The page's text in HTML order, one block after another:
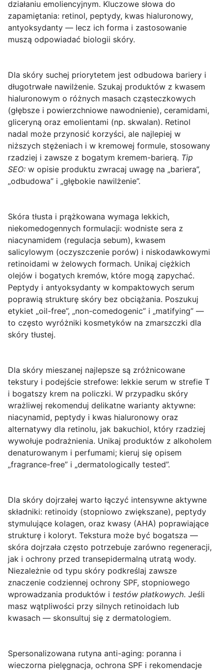
działaniu emoliencyjnym. Kluczowe słowa do
zapamiętania: retinol, peptydy, kwas hialuronowy,
antyoksydanty — lecz ich forma i zastosowanie
muszą odpowiadać biologii skóry.
Dla skóry suchej priorytetem jest odbudowa bariery i
długotrwałe nawilżenie. Szukaj produktów z kwasem
hialuronowym o różnych masach cząsteczkowych
(głębsze i powierzchniowe nawodnienie), ceramidami,
gliceryną oraz emolientami (np. skwalan). Retinol
nadal może przynosić korzyści, ale najlepiej w
niższych stężeniach i w kremowej formule, stosowany
rzadziej i zawsze z bogatym kremem-barierą. Tip
SEO: w opisie produktu zwracaj uwagę na „bariera”,
„odbudowa” i „głębokie nawilżenie”.
Skóra tłusta i prążkowana wymaga lekkich,
niekomedogennych formulacji: wodniste sera z
niacynamidem (regulacja sebum), kwasem
salicylowym (oczyszczenie porów) i niskodawkowymi
retinoidami w żelowych formach. Unikaj ciężkich
olejów i bogatych kremów, które mogą zapychać.
Peptydy i antyoksydanty w kompaktowych serum
poprawią strukturę skóry bez obciążania. Poszukuj
etykiet „oil-free”, „non-comedogenic” i „matifying” —
to często wyróżniki kosmetyków na zmarszczki dla
skóry tłustej.
Dla skóry mieszanej najlepsze są zróżnicowane
tekstury i podejście strefowe: lekkie serum w strefie T
i bogatszy krem na policzki. W przypadku skóry
wrażliwej rekomenduj delikatne warianty aktywne:
niacynamid, peptydy i kwas hialuronowy oraz
alternatywy dla retinolu, jak bakuchiol, który rzadziej
wywołuje podrażnienia. Unikaj produktów z alkoholem
denaturowanym i perfumami; kieruj się opisem
„fragrance-free” i „dermatologically tested”.
Dla skóry dojrzałej warto łączyć intensywne aktywne
składniki: retinoidy (stopniowo zwiększane), peptydy
stymulujące kolagen, oraz kwasy (AHA) poprawiające
strukturę i koloryt. Tekstura może być bogatsza —
skóra dojrzała często potrzebuje zarówno regeneracji,
jak i ochrony przed transepidermalną utratą wody.
Niezależnie od typu skóry podkreślaj zawsze
znaczenie codziennej ochrony SPF, stopniowego
wprowadzania produktów i testów płatkowych. Jeśli
masz wątpliwości przy silnych retinoidach lub
kwasach — skonsultuj się z dermatologiem.
Spersonalizowana rutyna anti-aging: poranna i
wieczorna pielęgnacja, ochrona SPF i rekomendacje